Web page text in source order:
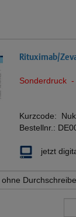
Rituximab/
Sonderdruck -
Kurzcode:
Bestellnr.:
jetzt